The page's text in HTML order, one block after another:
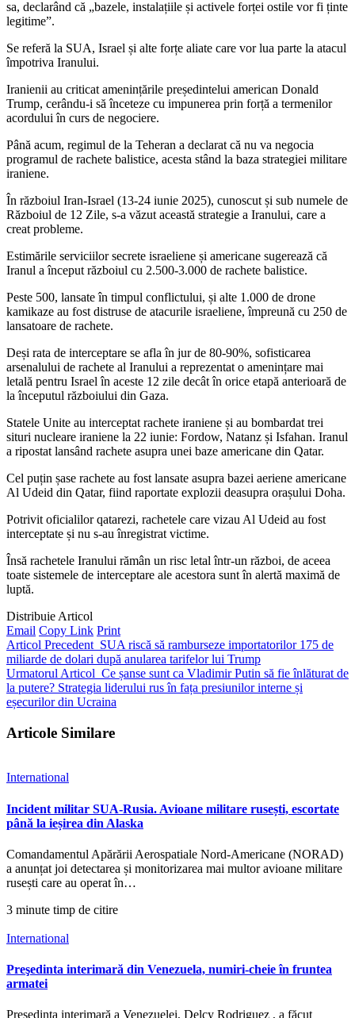
sa, declarând că „bazele, instalațiile și activele forței ostile vor fi ținte
legitime”.
Se referă la SUA, Israel și alte forțe aliate care vor lua parte la atacul
împotriva Iranului.
Iranienii au criticat amenințările președintelui american Donald
Trump, cerându-i să înceteze cu impunerea prin forță a termenilor
acordului în curs de negociere.
Până acum, regimul de la Teheran a declarat că nu va negocia
programul de rachete balistice, acesta stând la baza strategiei militare
iraniene.
În războiul Iran-Israel (13-24 iunie 2025), cunoscut și sub numele de
Războiul de 12 Zile, s-a văzut această strategie a Iranului, care a
creat probleme.
Estimările serviciilor secrete israeliene și americane sugerează că
Iranul a început războiul cu 2.500-3.000 de rachete balistice.
Peste 500, lansate în timpul conflictului, și alte 1.000 de drone
kamikaze au fost distruse de atacurile israeliene, împreună cu 250 de
lansatoare de rachete.
Deși rata de interceptare se afla în jur de 80-90%, sofisticarea
arsenalului de rachete al Iranului a reprezentat o amenințare mai
letală pentru Israel în aceste 12 zile decât în ​​orice etapă anterioară de
la începutul războiului din Gaza.
Statele Unite au interceptat rachete iraniene și au bombardat trei
situri nucleare iraniene la 22 iunie: Fordow, Natanz și Isfahan. Iranul
a ripostat lansând rachete asupra unei baze americane din Qatar.
Cel puțin șase rachete au fost lansate asupra bazei aeriene americane
Al Udeid din Qatar, fiind raportate explozii deasupra orașului Doha.
Potrivit oficialilor qatarezi, rachetele care vizau Al Udeid au fost
interceptate și nu s-au înregistrat victime.
Însă rachetele Iranului rămân un risc letal într-un război, de aceea
toate sistemele de interceptare ale acestora sunt în alertă maximă de
luptă.
Distribuie Articol
Email Copy Link Print
Articol Precedent SUA riscă să ramburseze importatorilor 175 de
miliarde de dolari după anularea tarifelor lui Trump
Urmatorul Articol Ce șanse sunt ca Vladimir Putin să fie înlăturat de
la putere? Strategia liderului rus în fața presiunilor interne și
eșecurilor din Ucraina
Articole Similare
International
Incident militar SUA-Rusia. Avioane militare rusești, escortate
până la ieșirea din Alaska
Comandamentul Apărării Aerospatiale Nord-Americane (NORAD)
a anunțat joi detectarea și monitorizarea mai multor avioane militare
rusești care au operat în…
3 minute timp de citire
International
Preşedinta interimară din Venezuela, numiri-cheie în fruntea
armatei
Președinta interimară a Venezuelei, Delcy Rodriguez , a făcut